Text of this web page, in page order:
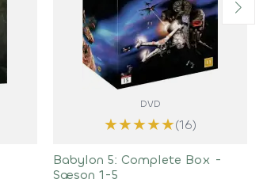
DVD
★★★★★(16)
Babylon 5: Complete Box -
Sæson 1-5